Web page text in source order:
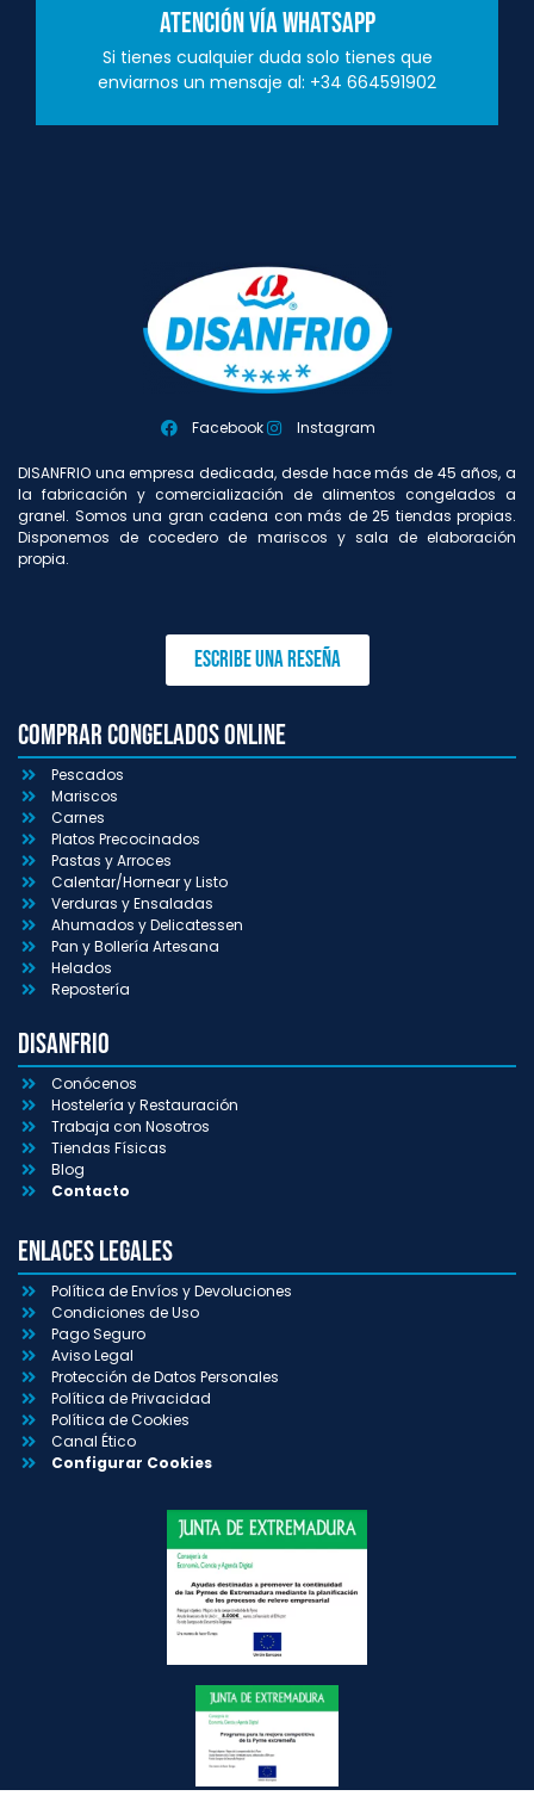
Atención vía Whatsapp
Si tienes cualquier duda solo tienes que
enviarnos un mensaje al: +34 664591902
Facebook Instagram
DISANFRIO una empresa dedicada, desde hace más de 45 años, a
la fabricación y comercialización de alimentos congelados a
granel. Somos una gran cadena con más de 25 tiendas propias.
Disponemos de cocedero de mariscos y sala de elaboración
propia.
Escribe una reseña
Comprar congelados online
Pescados
Mariscos
Carnes
Platos Precocinados
Pastas y Arroces
Calentar/Hornear y Listo
Verduras y Ensaladas
Ahumados y Delicatessen
Pan y Bollería Artesana
Helados
Repostería
Disanfrio
Conócenos
Hostelería y Restauración
Trabaja con Nosotros
Tiendas Físicas
Blog
Contacto
Enlaces Legales
Política de Envíos y Devoluciones
Condiciones de Uso
Pago Seguro
Aviso Legal
Protección de Datos Personales
Política de Privacidad
Política de Cookies
Canal Ético
Configurar Cookies